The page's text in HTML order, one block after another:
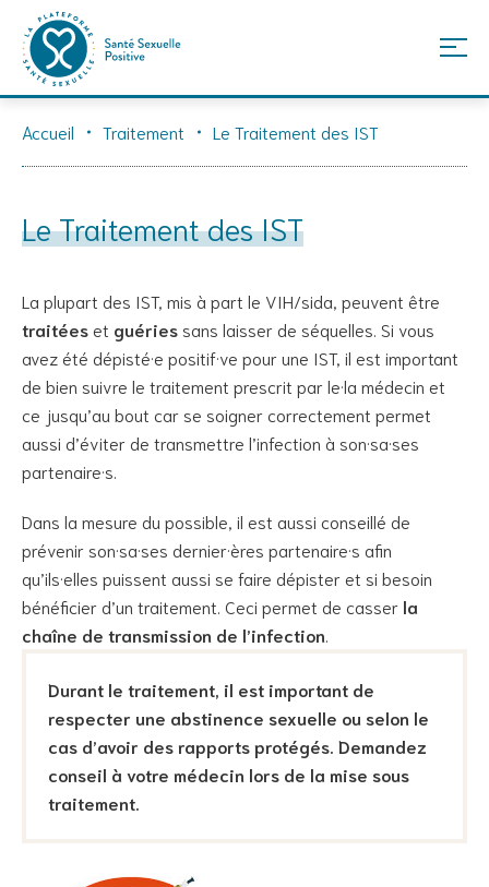
Accueil Traitement Le Traitement des IST
Le Traitement des IST
La plupart des IST, mis à part le VIH/sida, peuvent être
traitées et guéries sans laisser de séquelles. Si vous
avez été dépisté·e positif·ve pour une IST, il est important
de bien suivre le traitement prescrit par le·la médecin et
ce jusqu’au bout car se soigner correctement permet
aussi d’éviter de transmettre l’infection à son·sa·ses
partenaire·s.
Dans la mesure du possible, il est aussi conseillé de
prévenir son·sa·ses dernier·ères partenaire·s afin
qu’ils·elles puissent aussi se faire dépister et si besoin
bénéficier d’un traitement. Ceci permet de casser la
chaîne de transmission de l’infection
Durant le traitement, il est important de
respecter une abstinence sexuelle ou selon le
cas d’avoir des rapports protégés. Demandez
conseil à votre médecin lors de la mise sous
traitement.